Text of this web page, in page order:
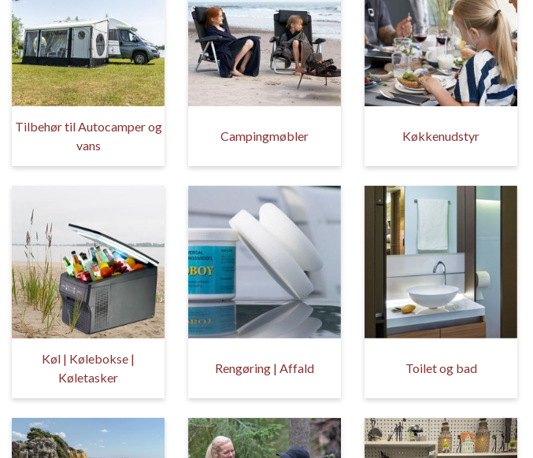
Tilbehør til Autocamper og
vans
Campingmøbler Køkkenudstyr
Køl | Kølebokse |
Køletasker
Rengøring | Affald Toilet og bad